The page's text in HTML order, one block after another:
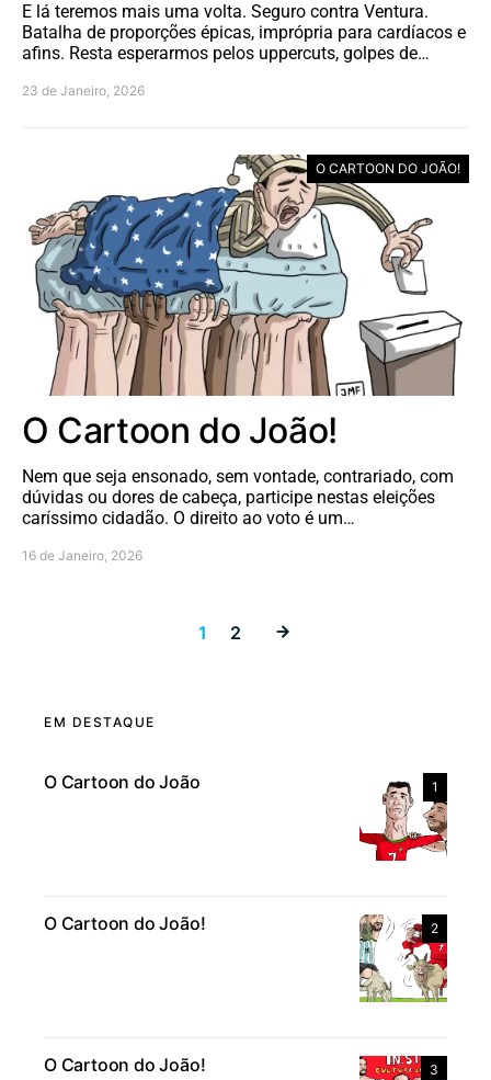
E lá teremos mais uma volta. Seguro contra Ventura.
Batalha de proporções épicas, imprópria para cardíacos e
afins. Resta esperarmos pelos uppercuts, golpes de…
23 de Janeiro, 2026
O CARTOON DO JOÃO!
O Cartoon do João!
Nem que seja ensonado, sem vontade, contrariado, com
dúvidas ou dores de cabeça, participe nestas eleições
caríssimo cidadão. O direito ao voto é um…
16 de Janeiro, 2026
Paginação
1 2
EM DESTAQUE
1
O Cartoon do João
2
O Cartoon do João!
3
O Cartoon do João!